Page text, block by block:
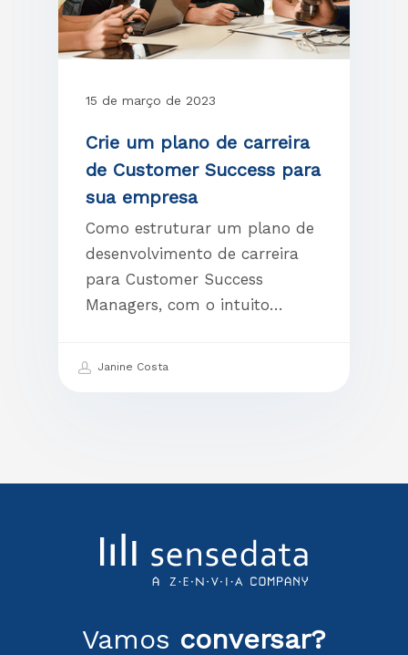
15 de março de 2023
Crie um plano de carreira
de Customer Success para
sua empresa
Como estruturar um plano de
desenvolvimento de carreira
para Customer Success
Managers, com o intuito…
Janine Costa
Vamos conversar?